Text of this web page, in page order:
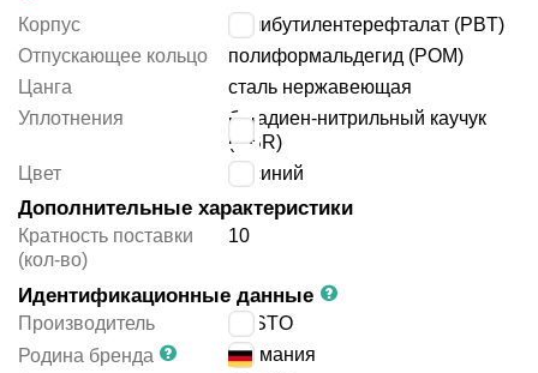
Корпус
полибутилентерефталат (PBT)
Отпускающее кольцо
полиформальдегид (POM)
Цанга
сталь нержавеющая
Уплотнения
бутадиен-нитрильный каучук
(NBR)
Цвет
синий
Дополнительные характеристики
Кратность поставки
(кол-во)
10
Идентификационные данные
Производитель
FESTO
Родина бренда
Германия